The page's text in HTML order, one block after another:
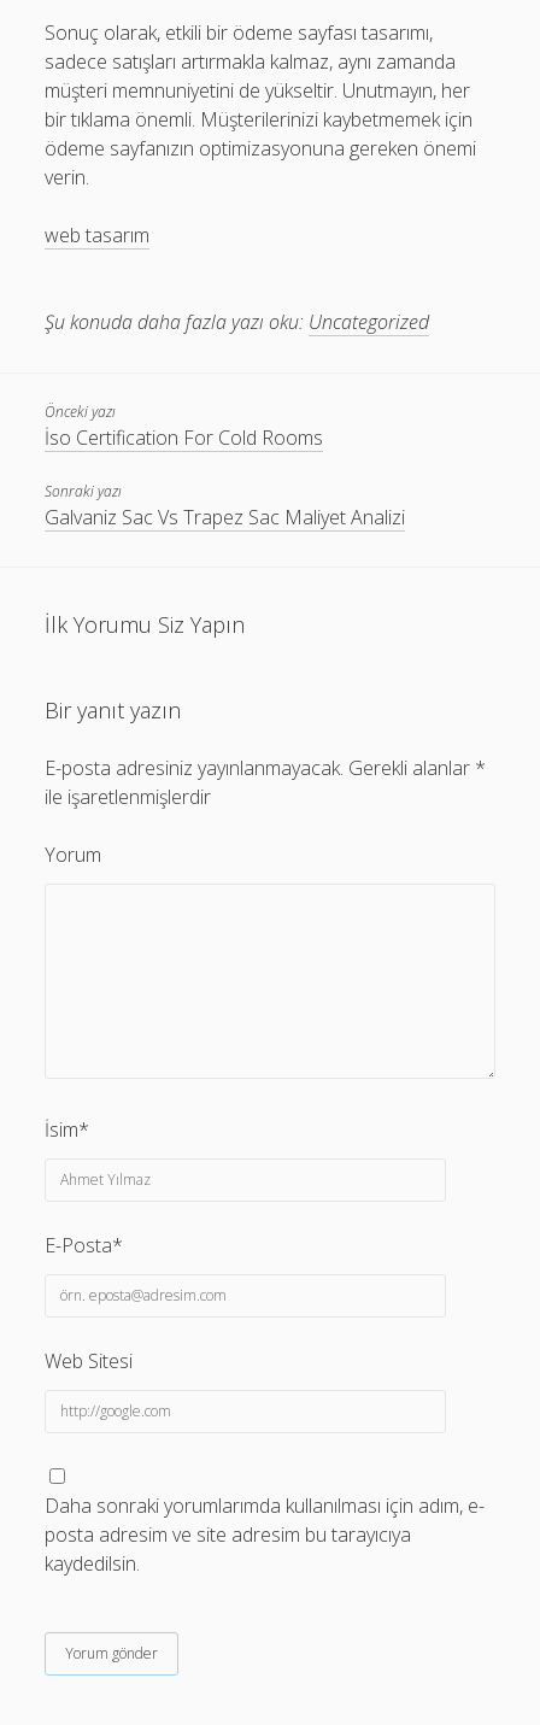
Sonuç olarak, etkili bir ödeme sayfası tasarımı,
sadece satışları artırmakla kalmaz, aynı zamanda
müşteri memnuniyetini de yükseltir. Unutmayın, her
bir tıklama önemli. Müşterilerinizi kaybetmemek için
ödeme sayfanızın optimizasyonuna gereken önemi
verin.
web tasarım
Şu konuda daha fazla yazı oku: Uncategorized
Önceki yazı
İso Certification For Cold Rooms
Sonraki yazı
Galvaniz Sac Vs Trapez Sac Maliyet Analizi
İlk Yorumu Siz Yapın
Bir yanıt yazın
E-posta adresiniz yayınlanmayacak. Gerekli alanlar *
ile işaretlenmişlerdir
Yorum
İsim*
E-Posta*
Web Sitesi
Daha sonraki yorumlarımda kullanılması için adım, e-
posta adresim ve site adresim bu tarayıcıya
kaydedilsin.